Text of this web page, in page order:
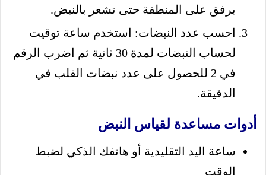
برفق على المنطقة حتى تشعر بالنبض.
احسب عدد النبضات: استخدم ساعة توقيت
لحساب النبضات لمدة 30 ثانية ثم اضرب الرقم
في 2 للحصول على عدد نبضات القلب في
الدقيقة.
أدوات مساعدة لقياس النبض
ساعة اليد التقليدية أو هاتفك الذكي لضبط
الوقت